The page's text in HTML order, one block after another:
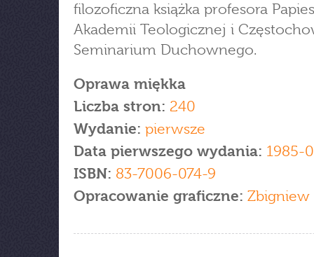
filozoficzna książka profesora
Akademii Teologicznej i
Seminarium Duchownego.
Oprawa miękka
Liczba stron: 240
Wydanie: pierwsze
Data pierwszego wydania: 1985-
ISBN: 83-7006-074-9
Opracowanie graficzne: Zbigniew